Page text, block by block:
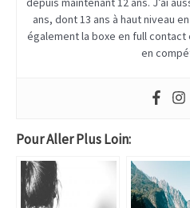
ans, dont 13 ans à haut niveau
également la boxe en full contact
en
Pour Aller Plus Loin: